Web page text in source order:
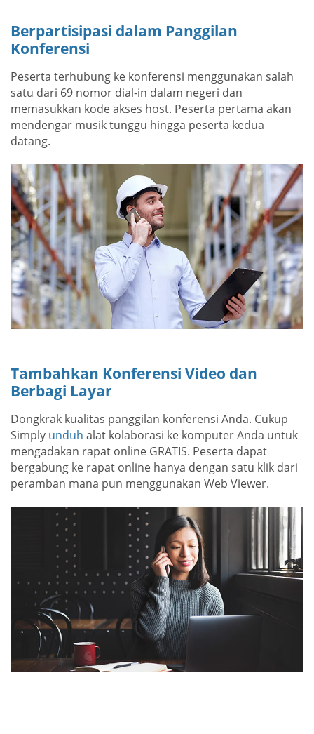
Berpartisipasi dalam Panggilan
Konferensi
Peserta terhubung ke konferensi menggunakan salah
satu dari 69 nomor dial-in dalam negeri dan
memasukkan kode akses host. Peserta pertama akan
mendengar musik tunggu hingga peserta kedua
datang.
Tambahkan Konferensi Video dan
Berbagi Layar
Dongkrak kualitas panggilan konferensi Anda. Cukup
Simply unduh alat kolaborasi ke komputer Anda untuk
mengadakan rapat online GRATIS. Peserta dapat
bergabung ke rapat online hanya dengan satu klik dari
peramban mana pun menggunakan Web Viewer.